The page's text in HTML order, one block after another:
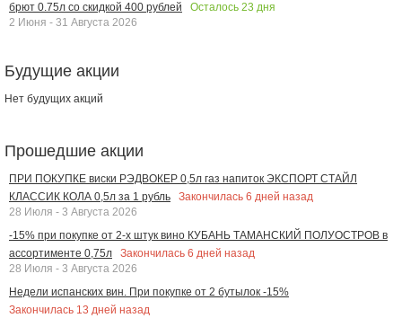
брют 0.75л со скидкой 400 рублей
Осталось 23 дня
2 Июня - 31 Августа 2026
Будущие акции
Нет будущих акций
Прошедшие акции
ПРИ ПОКУПКЕ виски РЭДВОКЕР 0,5л газ напиток ЭКСПОРТ СТАЙЛ
КЛАССИК КОЛА 0,5л за 1 рубль
Закончилась 6 дней назад
28 Июля - 3 Августа 2026
-15% при покупке от 2-х штук вино КУБАНЬ ТАМАНСКИЙ ПОЛУОСТРОВ в
ассортименте 0,75л
Закончилась 6 дней назад
28 Июля - 3 Августа 2026
Недели испанских вин. При покупке от 2 бутылок -15%
Закончилась 13 дней назад